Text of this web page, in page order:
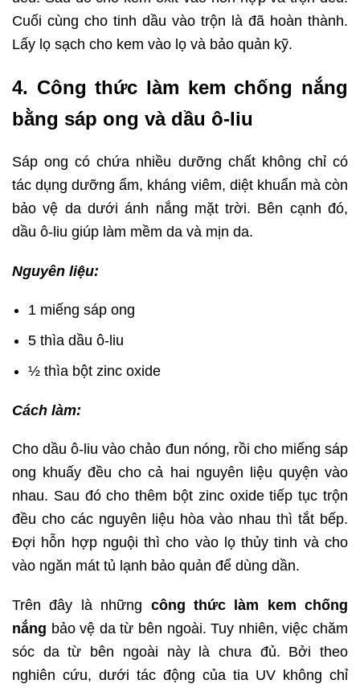
Cuối cùng cho tinh dầu vào trộn là đã hoàn thành.
Lấy lọ sạch cho kem vào lọ và bảo quản kỹ.
4. Công thức làm kem chống nắng
bằng sáp ong và dầu ô-liu
Sáp ong có chứa nhiều dưỡng chất không chỉ có
tác dụng dưỡng ẩm, kháng viêm, diệt khuẩn mà còn
bảo vệ da dưới ánh nắng mặt trời. Bên cạnh đó,
dầu ô-liu giúp làm mềm da và mịn da.
Nguyên liệu:
1 miếng sáp ong
5 thìa dầu ô-liu
½ thìa bột zinc oxide
Cách làm:
Cho dầu ô-liu vào chảo đun nóng, rồi cho miếng sáp
ong khuấy đều cho cả hai nguyên liệu quyện vào
nhau. Sau đó cho thêm bột zinc oxide tiếp tục trộn
đều cho các nguyên liệu hòa vào nhau thì tắt bếp.
Đợi hỗn hợp nguội thì cho vào lọ thủy tinh và cho
vào ngăn mát tủ lạnh bảo quản để dùng dần.
Trên đây là những công thức làm kem chống
nắng bảo vệ da từ bên ngoài. Tuy nhiên, việc chăm
sóc da từ bên ngoài này là chưa đủ. Bởi theo
nghiên cứu, dưới tác động của tia UV không chỉ